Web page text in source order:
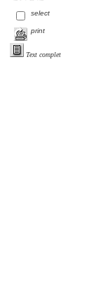
select
print
Text complet